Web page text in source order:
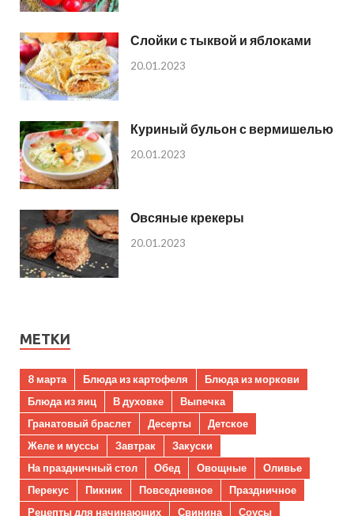
Слойки с тыквой и яблоками
20.01.2023
Куриный бульон с вермишелью
20.01.2023
Овсяные крекеры
20.01.2023
МЕТКИ
8 марта Блюда из картофеля
Блюда из моркови
Блюда из яиц
В духовке
Выпечка
Гранатовый браслет
Десерты
Детское
Желе и муссы
Завтрак
Закуски
На праздничный стол
Обед Овощные
Оливье
Перекус
Пикник Повседневное
Праздничное
Рецепты для начинающих
Свинина
Соусы